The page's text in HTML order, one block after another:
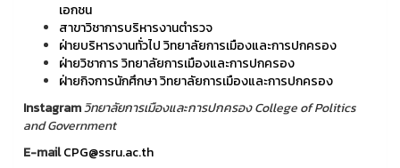
เอกชน
สาขาวิชาการบริหารงานตำรวจ
ฝ่ายบริหารงานทั่วไป วิทยาลัยการเมืองและการปกครอง
ฝ่ายวิชาการ วิทยาลัยการเมืองและการปกครอง
ฝ่ายกิจการนักศึกษา วิทยาลัยการเมืองและการปกครอง
Instagramวิทยาลัยการเมืองและการปกครอง College of Politics
and Government
E-mailCPG@ssru.ac.th